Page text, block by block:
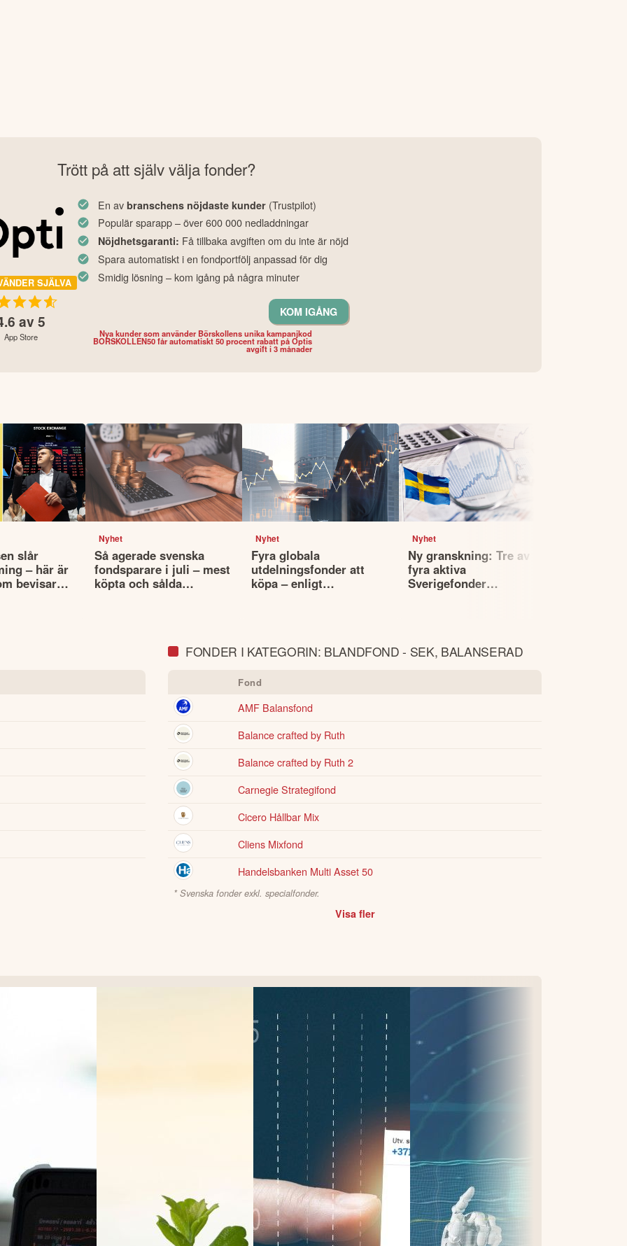
Trött på att själv välja fonder?
SJÄLVA
av 5
App Store
En avbranschens nöjdaste kunder (Trustpilot)
Populär sparapp – över 600 000 nedladdningar
Nöjdhetsgaranti: Få tillbaka avgiften om du inte är nöjd
Spara automatiskt i en fondportfölj anpassad för dig
Smidig lösning – kom igång på några minuter
KOM IGÅNG
Nya kunder som använder Börskollens unika kampanjkod
BORSKOLLEN50 får automatiskt 50 procent rabatt på Optis
avgift i 3 månader
slår
– här är
bevisar
Nyhet
Så agerade svenska
fondsparare i juli – mest
köpta och sålda
Nyhet
Fyra globala
utdelningsfonder att
köpa – enligt
Nyhet
Ny granskning: Tre av
fyra aktiva
Sverigefonder
FONDER I KATEGORIN: BLANDFOND - SEK, BALANSERAD
Fond
AMF Balansfond
Balance crafted by Ruth
Balance crafted by Ruth 2
Carnegie Strategifond
Cicero Hållbar Mix
Cliens Mixfond
Handelsbanken Multi Asset 50
* Svenska fonder exkl. specialfonder.
Visa fler